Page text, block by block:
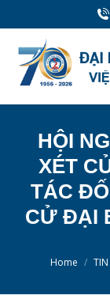
HỘI
XÉT
TÁC
CỬ ĐẠI
You are
Home